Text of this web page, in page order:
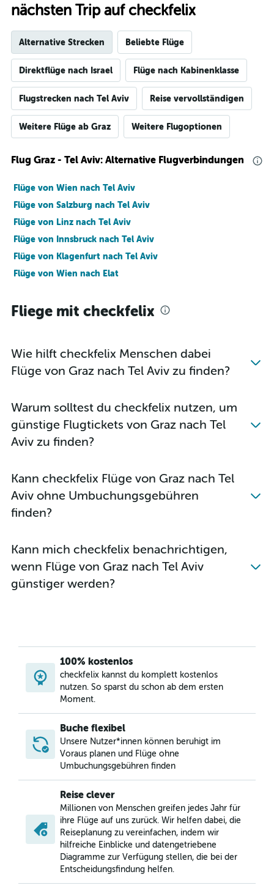
nächsten Trip auf checkfelix
Alternative Strecken Beliebte Flüge
Direktflüge nach Israel Flüge nach Kabinenklasse
Flugstrecken nach Tel Aviv Reise vervollständigen
Weitere Flüge ab Graz Weitere Flugoptionen
Flug Graz - Tel Aviv: Alternative Flugverbindungen
Flüge von Wien nach Tel Aviv
Flüge von Salzburg nach Tel Aviv
Flüge von Linz nach Tel Aviv
Flüge von Innsbruck nach Tel Aviv
Flüge von Klagenfurt nach Tel Aviv
Flüge von Wien nach Elat
Fliege mit checkfelix
Wie hilft checkfelix Menschen dabei
Flüge von Graz nach Tel Aviv zu finden?
Warum solltest du checkfelix nutzen, um
günstige Flugtickets von Graz nach Tel
Aviv zu finden?
Kann checkfelix Flüge von Graz nach Tel
Aviv ohne Umbuchungsgebühren
finden?
Kann mich checkfelix benachrichtigen,
wenn Flüge von Graz nach Tel Aviv
günstiger werden?
100% kostenlos
checkfelix kannst du komplett kostenlos
nutzen. So sparst du schon ab dem ersten
Moment.
Buche flexibel
Unsere Nutzer*innen können beruhigt im
Voraus planen und Flüge ohne
Umbuchungsgebühren finden
Reise clever
Millionen von Menschen greifen jedes Jahr für
ihre Flüge auf uns zurück. Wir helfen dabei, die
Reiseplanung zu vereinfachen, indem wir
hilfreiche Einblicke und datengetriebene
Diagramme zur Verfügung stellen, die bei der
Entscheidungsfindung helfen.